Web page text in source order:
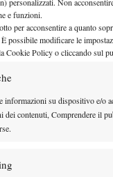
e funzioni.
per acconsentire a quanto
possibile modificare le
Cookie Policy o cliccando sul
informazioni su dispositivo e/o
dei contenuti, Comprendere il
tra Daniel Adolfo